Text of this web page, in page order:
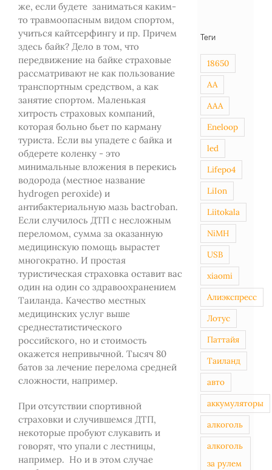
же, если будете заниматься каким-
то травмоопасным видом спортом,
учиться кайтсерфингу и пр. Причем
здесь байк? Дело в том, что
передвижение на байке страховые
рассматривают не как пользование
транспортным средством, а как
занятие спортом. Маленькая
хитрость страховых компаний,
которая больно бьет по карману
туриста. Если вы упадете с байка и
обдерете коленку - это
минимальные вложения в перекись
водорода (местное название
hydrogen peroxide) и
антибактериальную мазь bactroban.
Если случилось ДТП с несложным
переломом, сумма за оказанную
медицинскую помощь вырастет
многократно. И простая
туристическая страховка оставит вас
один на один со здравоохранением
Таиланда. Качество местных
медицинских услуг выше
среднестатистического
российского, но и стоимость
окажется непривычной. Тысяч 80
батов за лечение перелома средней
сложности, например.
При отсутствии спортивной
страховки и случившемся ДТП,
некоторые пробуют слукавить и
говорят, что упали с лестницы,
например. Но и в этом случае
Теги
18650
AA
AAA
Eneloop
led
Lifepo4
LiIon
Liitokala
NiMH
USB
xiaomi
Алиэкспресс
Лотус
Паттайя
Таиланд
авто
аккумуляторы
алкоголь
алкоголь
за рулем